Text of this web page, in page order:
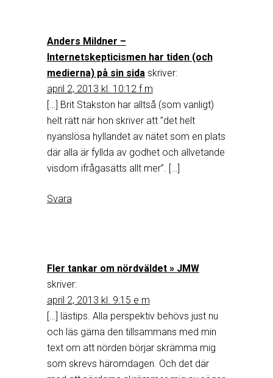
Anders Mildner –
Internetskepticismen har tiden (och
medierna) på sin sida skriver:
april 2, 2013 kl. 10:12 f m
[…] Brit Stakston har alltså (som vanligt)
helt rätt när hon skriver att ”det helt
nyanslösa hyllandet av nätet som en plats
där alla är fyllda av godhet och allvetande
visdom ifrågasätts allt mer”. […]
Svara
Fler tankar om nördväldet » JMW
skriver:
april 2, 2013 kl. 9:15 e m
[…] lästips. Alla perspektiv behövs just nu
och läs gärna den tillsammans med min
text om att nörden börjar skrämma mig
som skrevs häromdagen. Och det där